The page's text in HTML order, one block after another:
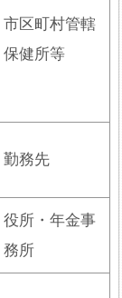
市区町村管轄
保健所等
勤務先
役所・年金事
務所